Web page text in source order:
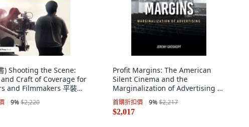
) Shooting the Scene:
Craft of Coverage for
and Filmmakers 平裝版,
英文
9%$2,220
Profit Margins: The American
Silent Cinema and the
Marginalization of Advertising 精
裝版, Indiana University Press, 英
文
首購折扣價 9%$2,217
$2,017